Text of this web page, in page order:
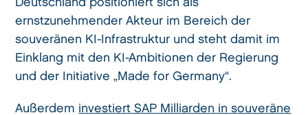
ernstzunehmender Akteur im Bereich der
souveränen KI-Infrastruktur und steht damit im
Einklang mit den KI-Ambitionen der Regierung
und der Initiative „Made for Germany“.
Außerdem investiert SAP Milliarden in souveräne